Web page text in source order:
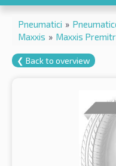
Pneumatici »
Maxxis » Maxxis
❮ Back to overview